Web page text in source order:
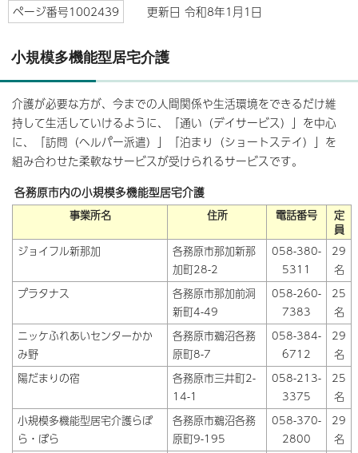
ページ番号1002439 更新日 令和8年1月1日
小規模多機能型居宅介護
介護が必要な方が、今までの人間関係や生活環境をできるだけ維
持して生活していけるように、「通い（デイサービス）」を中心
に、「訪問（ヘルパー派遣）」「泊まり（ショートステイ）」を
組み合わせた柔軟なサービスが受けられるサービスです。
各務原市内の小規模多機能型居宅介護
事業所名 住所 電話番号
定
員
ジョイフル新那加
各務原市那加新那
加町28-2
058-380-
5311
29
名
プラタナス
各務原市那加前洞
新町4-49
058-260-
7383
25
名
ニッケふれあいセンターかか
み野
各務原市鵜沼各務
原町8-7
058-384-
6712
29
名
陽だまりの宿
各務原市三井町2-
14-1
058-213-
3375
25
名
小規模多機能型居宅介護らぽ
ら・ぽら
各務原市鵜沼各務
原町9-195
058-370-
2800
29
名